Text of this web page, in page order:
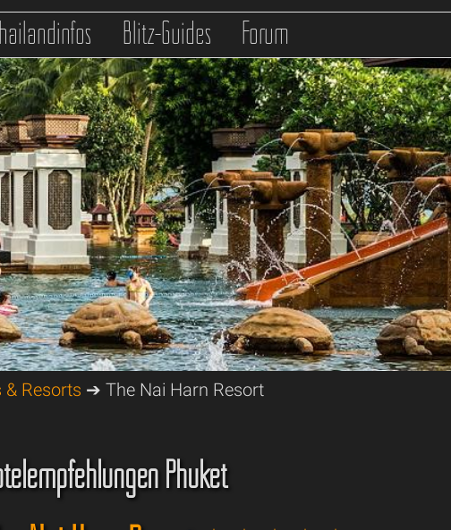
Blitz-Guides Forum
& Resorts ➔ The Nai Harn Resort
Phuket